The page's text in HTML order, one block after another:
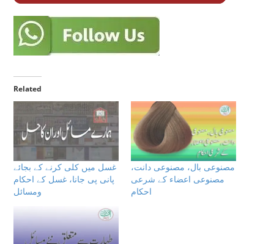
Related
غسل میں کلی کرنے کے بجائے
پانی پی جانا، غسل کے احکام
ومسائل
مصنوعی بال، مصنوعی دانت،
مصنوعی اعضاء كے شرعى
احكام